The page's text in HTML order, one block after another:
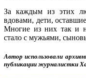
За каждым из этих
вдовами, дети,
Многие из них так и
стало с мужьями,
Автор использовали
публикации журналистки